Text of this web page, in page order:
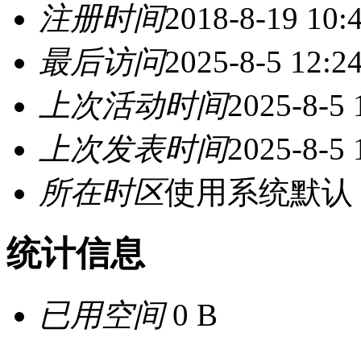
注册时间2018-8-19
最后访问2025-8-5
上次活动时间2025-8-5
上次发表时间2025-8-5
所在时区使用系统默认
统计信息
已用空间0 B